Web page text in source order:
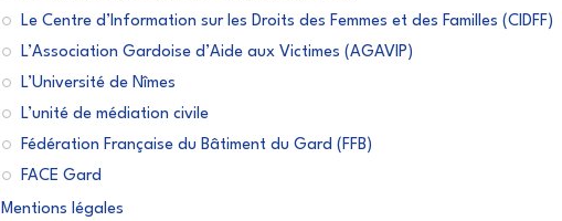
Le Centre d’Information sur les Droits des Femmes et des Familles (CIDFF)
L’Association Gardoise d’Aide aux Victimes (AGAVIP)
L’Université de Nîmes
L’unité de médiation civile
Fédération Française du Bâtiment du Gard (FFB)
FACE Gard
Mentions légales